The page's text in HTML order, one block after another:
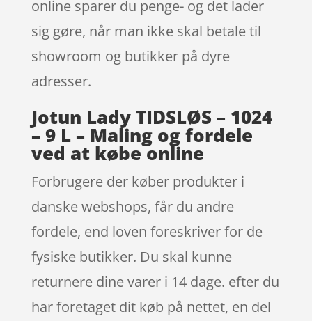
online sparer du penge- og det lader
sig gøre, når man ikke skal betale til
showroom og butikker på dyre
adresser.
Jotun Lady TIDSLØS – 1024
– 9 L – Maling og fordele
ved at købe online
Forbrugere der køber produkter i
danske webshops, får du andre
fordele, end loven foreskriver for de
fysiske butikker. Du skal kunne
returnere dine varer i 14 dage. efter du
har foretaget dit køb på nettet, en del